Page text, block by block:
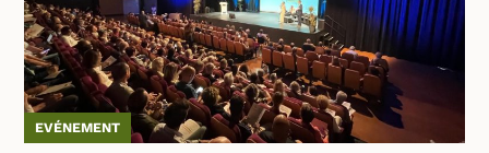
EVÉNEMENT